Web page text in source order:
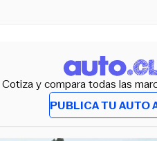
Cotiza y compara todas las
PUBLICA TU AUTO